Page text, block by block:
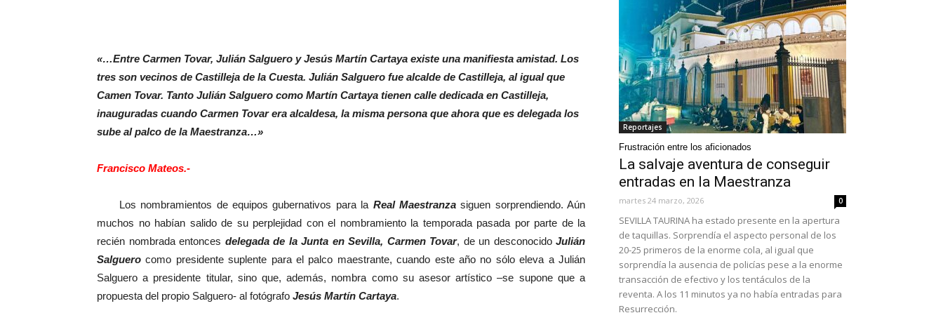
«…Entre Carmen Tovar, Julián Salguero y Jesús Martín Cartaya existe una manifiesta amistad. Los
tres son vecinos de Castilleja de la Cuesta. Julián Salguero fue alcalde de Castilleja, al igual que
Camen Tovar. Tanto Julián Salguero como Martín Cartaya tienen calle dedicada en Castilleja,
inauguradas cuando Carmen Tovar era alcaldesa, la misma persona que ahora que es delegada los
sube al palco de la Maestranza…»
Francisco Mateos.-
Los nombramientos de equipos gubernativos para la Real Maestranzasiguen sorprendiendo. Aún
muchos no habían salido de su perplejidad con el nombramiento la temporada pasada por parte de la
recién nombrada entonces delegada de la Junta en Sevilla, Carmen Tovar, de un desconocido Julián
Salguero como presidente suplente para el palco maestrante, cuando este año no sólo eleva a Julián
Salguero a presidente titular, sino que, además, nombra como su asesor artístico –se supone que a
propuesta del propio Salguero- al fotógrafo Jesús Martín Cartaya.
Reportajes
Frustración entre los aficionados
La salvaje aventura de conseguir
entradas en la Maestranza
martes 24 marzo, 2026 0
SEVILLA TAURINA ha estado presente en la apertura
de taquillas. Sorprendía el aspecto personal de los
20-25 primeros de la enorme cola, al igual que
sorprendía la ausencia de policías pese a la enorme
transacción de efectivo y los tentáculos de la
reventa. A los 11 minutos ya no había entradas para
Resurrección.